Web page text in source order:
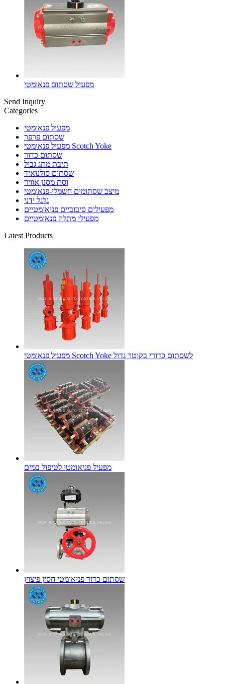
מפעיל שסתום פנאומטי
Send Inquiry
Categories
מפעיל פנאומטי
שסתום פרפר
מפעיל פנאומטי Scotch Yoke
שסתום כדור
תיבת מתג גבול
שסתום סולנואיד
וסת מסנן אוויר
מיצב שסתומים חשמלי-פנאומטי
גלגל ידני
מפעילים סיבוביים פניאומטיים
מפעילי מתלה פנאומטיים
Latest Products
מפעיל פנאומטי Scotch Yoke לשסתום כדורי בקוטר גדול
מפעיל פניאומטי לטיפול במים
שסתום כדור פניאומטי חסין פיצוץ